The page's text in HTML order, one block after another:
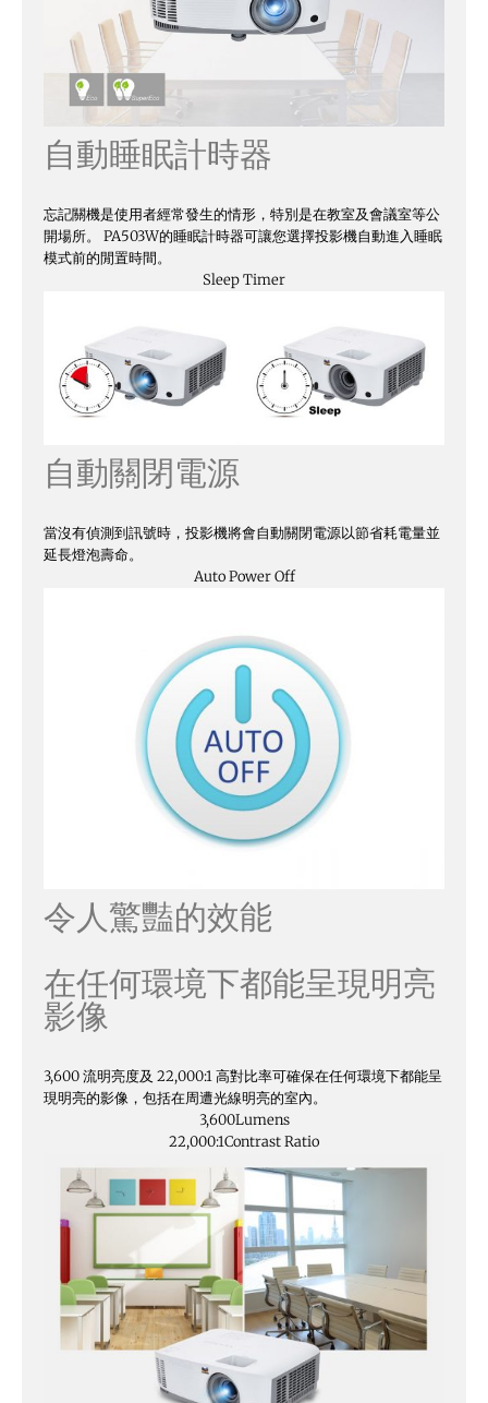
自動睡眠計時器
忘記關機是使用者經常發生的情形，特別是在教室及會議室等公
開場所。 PA503W的睡眠計時器可讓您選擇投影機自動進入睡眠
模式前的閒置時間。
Sleep Timer
自動關閉電源
當沒有偵測到訊號時，投影機將會自動關閉電源以節省耗電量並
延長燈泡壽命。
Auto Power Off
令人驚豔的效能
在任何環境下都能呈現明亮
影像
3,600 流明亮度及 22,000:1 高對比率可確保在任何環境下都能呈
現明亮的影像，包括在周遭光線明亮的室內。
3,600Lumens
22,000:1Contrast Ratio